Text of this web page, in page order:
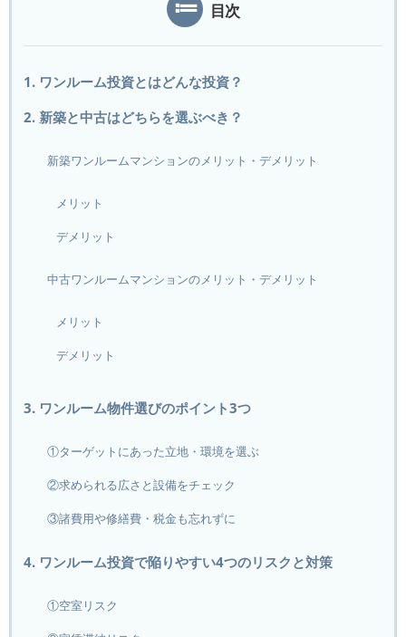
目次
1. ワンルーム投資とはどんな投資？
2. 新築と中古はどちらを選ぶべき？
新築ワンルームマンションのメリット・デメリット
メリット
デメリット
中古ワンルームマンションのメリット・デメリット
メリット
デメリット
3. ワンルーム物件選びのポイント3つ
①ターゲットにあった立地・環境を選ぶ
②求められる広さと設備をチェック
③諸費用や修繕費・税金も忘れずに
4. ワンルーム投資で陥りやすい4つのリスクと対策
①空室リスク